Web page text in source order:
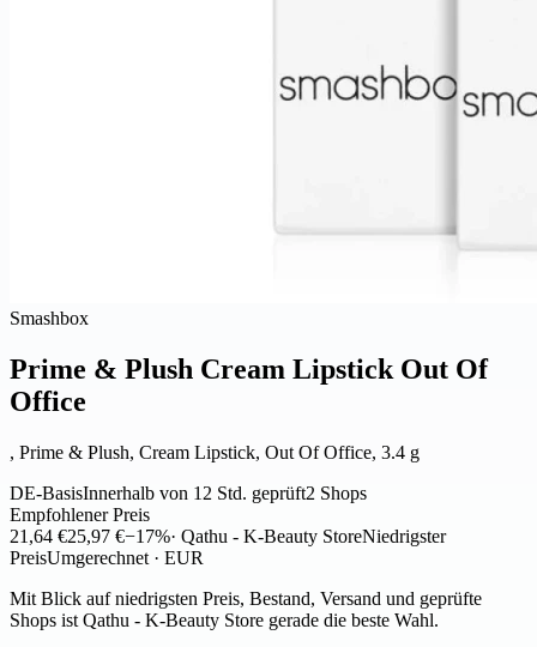
Smashbox
Prime & Plush Cream Lipstick Out Of
Office
, Prime & Plush, Cream Lipstick, Out Of Office, 3.4 g
DE-BasisInnerhalb von 12 Std. geprüft2 Shops
Empfohlener Preis
21,64 €25,97 €−17%· Qathu - K-Beauty StoreNiedrigster
PreisUmgerechnet · EUR
Mit Blick auf niedrigsten Preis, Bestand, Versand und geprüfte
Shops ist Qathu - K-Beauty Store gerade die beste Wahl.